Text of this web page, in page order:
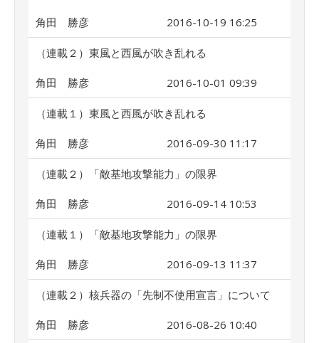
角田 勝彦 2016-10-19 16:25
（連載２）東風と西風が吹き乱れる
角田 勝彦 2016-10-01 09:39
（連載１）東風と西風が吹き乱れる
角田 勝彦 2016-09-30 11:17
（連載２）「敵基地攻撃能力」の限界
角田 勝彦 2016-09-14 10:53
（連載１）「敵基地攻撃能力」の限界
角田 勝彦 2016-09-13 11:37
（連載２）核兵器の「先制不使用宣言」について
角田 勝彦 2016-08-26 10:40